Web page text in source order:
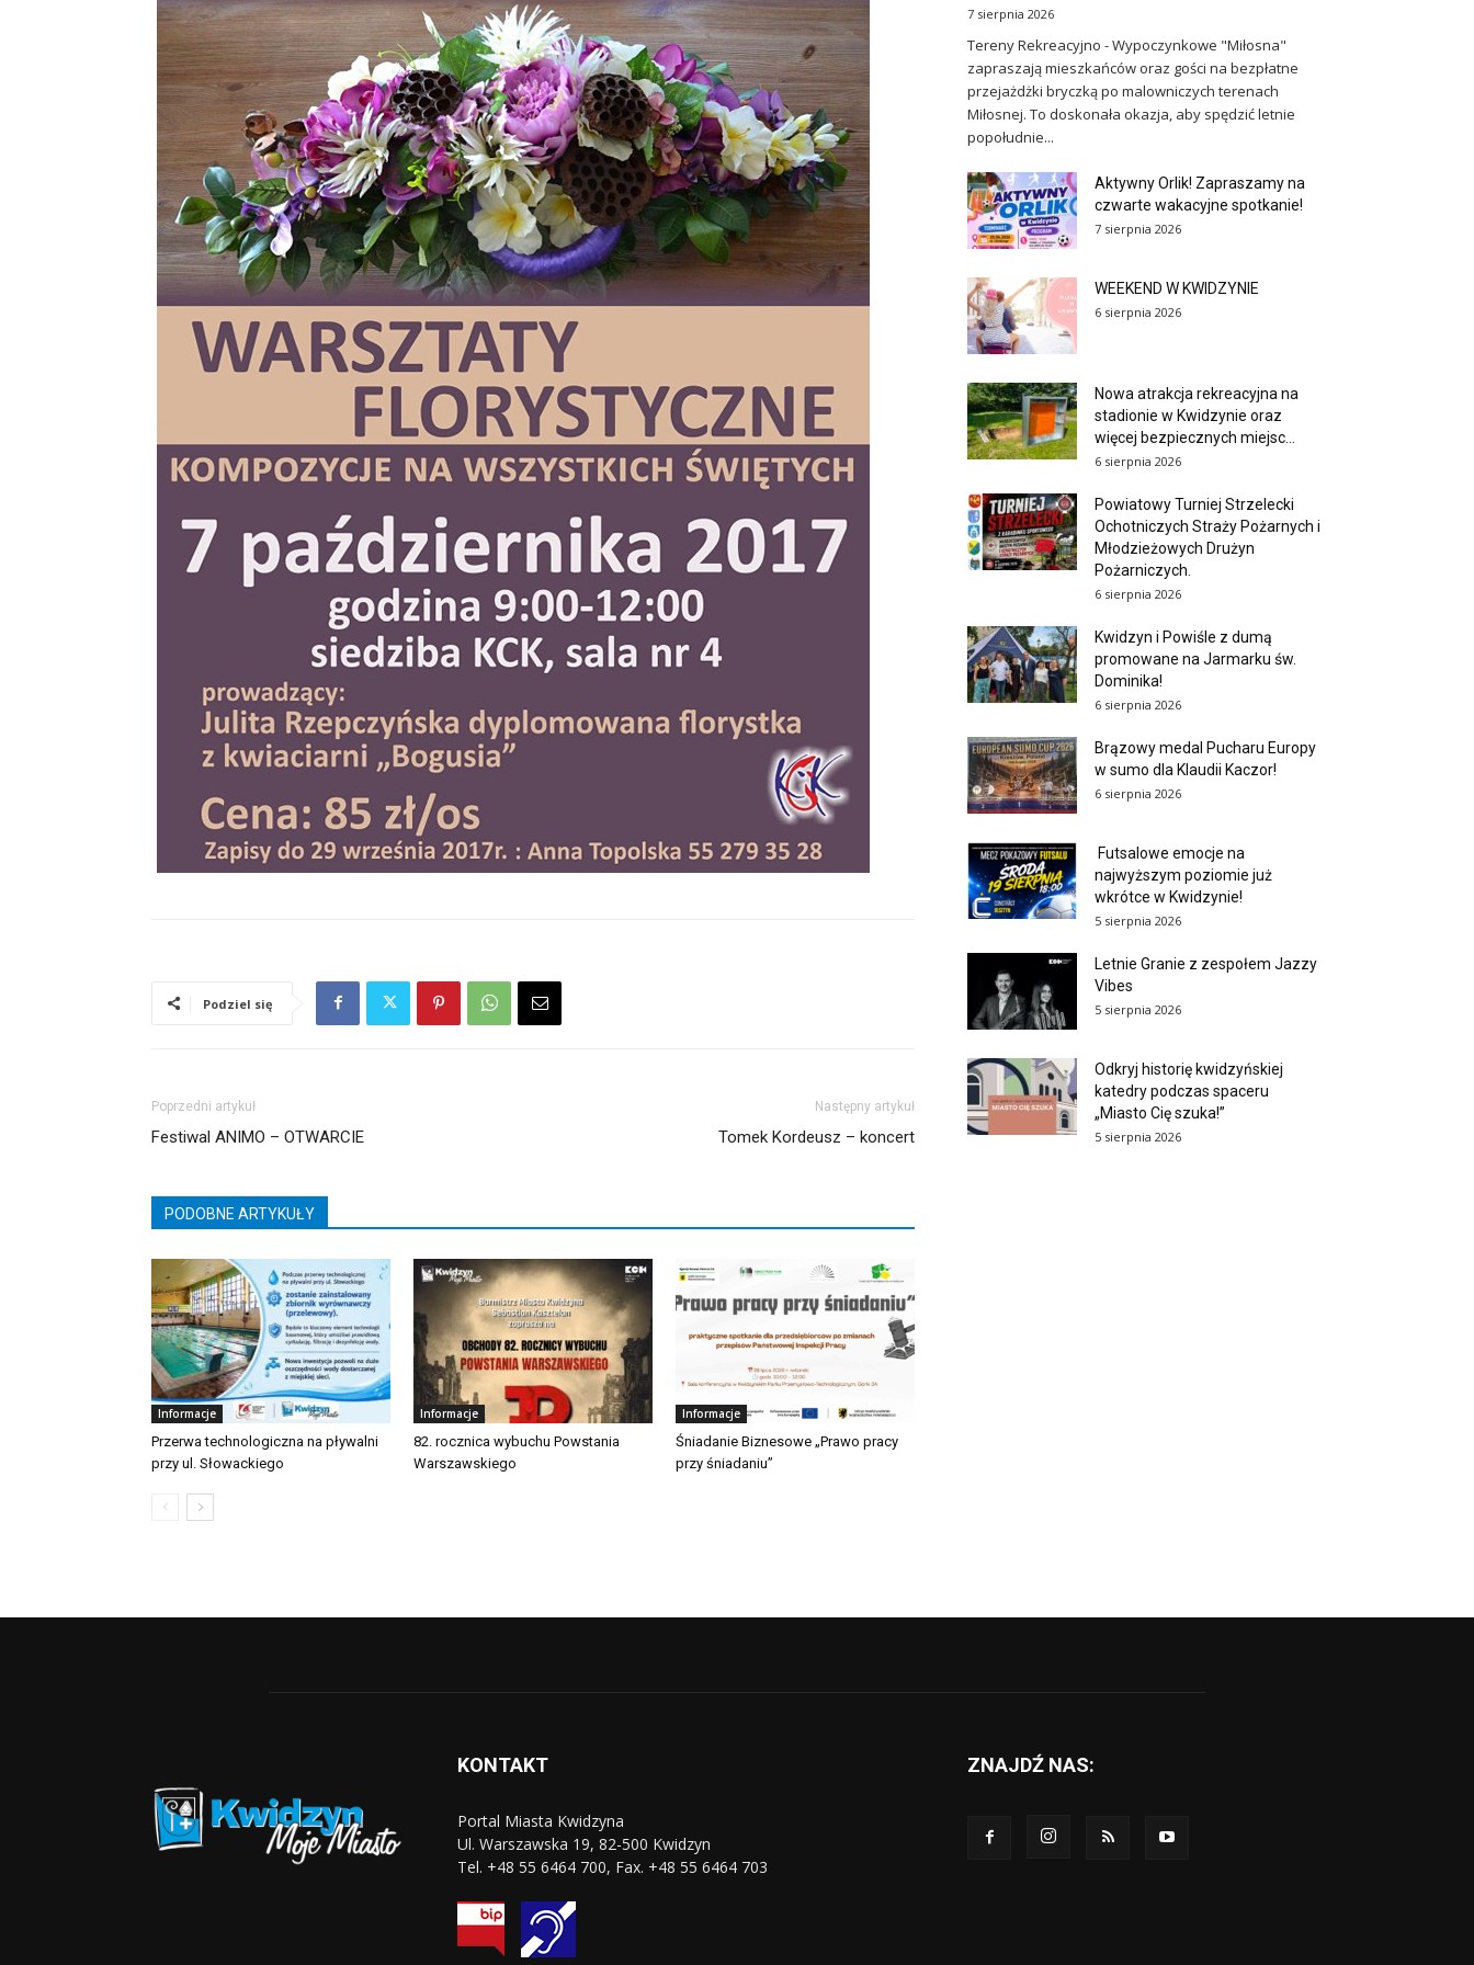
Podziel się
Poprzedni artykuł
Festiwal ANIMO – OTWARCIE
Następny artykuł
Tomek Kordeusz – koncert
PODOBNE ARTYKUŁY
Informacje
Przerwa technologiczna na pływalni
przy ul. Słowackiego
Informacje
82. rocznica wybuchu Powstania
Warszawskiego
Informacje
Śniadanie Biznesowe „Prawo pracy
przy śniadaniu”
7 sierpnia 2026
Tereny Rekreacyjno - Wypoczynkowe "Miłosna"
zapraszają mieszkańców oraz gości na bezpłatne
przejażdżki bryczką po malowniczych terenach
Miłosnej. To doskonała okazja, aby spędzić letnie
popołudnie...
Aktywny Orlik! Zapraszamy na
czwarte wakacyjne spotkanie!
7 sierpnia 2026
WEEKEND W KWIDZYNIE
6 sierpnia 2026
Nowa atrakcja rekreacyjna na
stadionie w Kwidzynie oraz
więcej bezpiecznych miejsc...
6 sierpnia 2026
Powiatowy Turniej Strzelecki
Ochotniczych Straży Pożarnych i
Młodzieżowych Drużyn
Pożarniczych.
6 sierpnia 2026
Kwidzyn i Powiśle z dumą
promowane na Jarmarku św.
Dominika!
6 sierpnia 2026
Brązowy medal Pucharu Europy
w sumo dla Klaudii Kaczor!
6 sierpnia 2026
Futsalowe emocje na
najwyższym poziomie już
wkrótce w Kwidzynie!
5 sierpnia 2026
Letnie Granie z zespołem Jazzy
Vibes
5 sierpnia 2026
Odkryj historię kwidzyńskiej
katedry podczas spaceru
„Miasto Cię szuka!”
5 sierpnia 2026
KONTAKT
Portal Miasta Kwidzyna
Ul. Warszawska 19, 82-500 Kwidzyn
Tel. +48 55 6464 700, Fax. +48 55 6464 703
ZNAJDŹ NAS: